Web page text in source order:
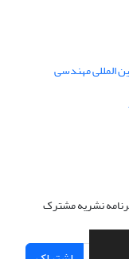
المللی مهندسی
نشریه مشترک